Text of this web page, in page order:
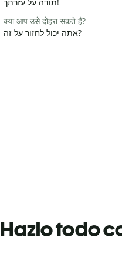
क्या आप उसे दोहरा सकते हैं?
אתה יכול לחזור על זה?
Hazlo todo